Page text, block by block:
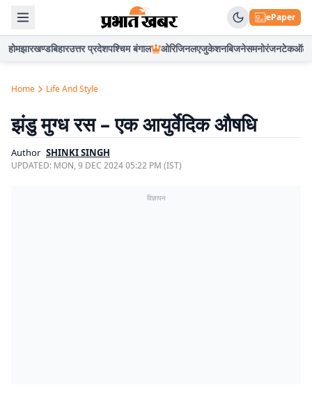
ePaper
होमझारखण्डबिहारउत्तर प्रदेशपश्चिम बंगाल ओरिजिनलएजुकेशनबिजनेसमनोरंजनटेकऑटो
Home Life And Style
झंडु मुग्ध रस – एक आयुर्वेदिक औषधि
Author SHINKI SINGH
UPDATED: MON, 9 DEC 2024 05:22 PM (IST)
विज्ञापन